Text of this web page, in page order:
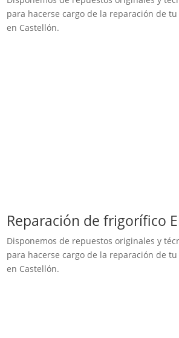
para hacerse cargo de la reparación de
en Castellón.
Reparación de frigorífico
Disponemos de repuestos originales y
para hacerse cargo de la reparación de
en Castellón.